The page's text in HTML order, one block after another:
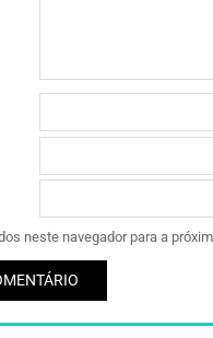
neste navegador para a